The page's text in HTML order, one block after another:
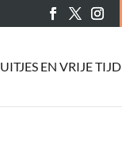
UITJES EN VRIJE TIJD